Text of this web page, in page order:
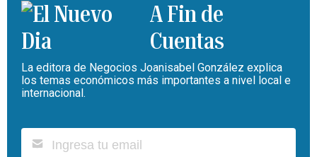
A Fin de
Cuentas
La editora de Negocios Joanisabel González explica
los temas económicos más importantes a nivel local e
internacional.